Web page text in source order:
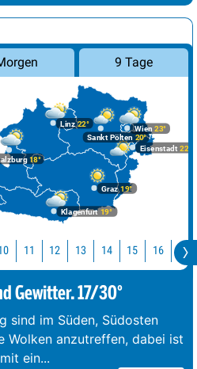
9 Tage
Graz19°
Klagenfurt 19°
Linz22°
18°
Wien 23°
Eisenstadt 22°
Sankt Pölten 20°
11 12 13 14 15 16 17
Gewitter. 17/30°
sind im Süden, Südosten
Wolken anzutreffen, dabei ist
ein...